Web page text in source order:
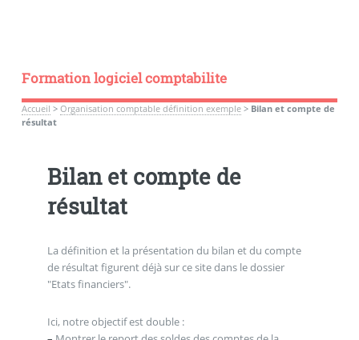
Formation logiciel comptabilite
Accueil > Organisation comptable définition exemple> Bilan et compte de
résultat
Bilan et compte de
résultat
La définition et la présentation du bilan et du compte
de résultat figurent déjà sur ce site dans le dossier
"Etats financiers".
Ici, notre objectif est double :